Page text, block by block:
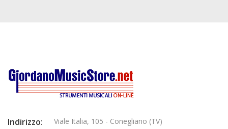
Indirizzo: Viale Italia, 105 - Conegliano (TV)